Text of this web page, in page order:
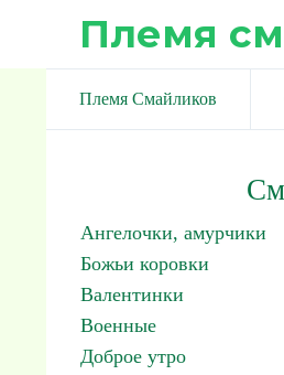
Племя
Племя Смайликов
Ангелочки, амурчики
Божьи коровки
Валентинки
Военные
Доброе утро